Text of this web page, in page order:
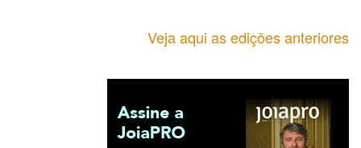
Veja aqui as edições anteriores